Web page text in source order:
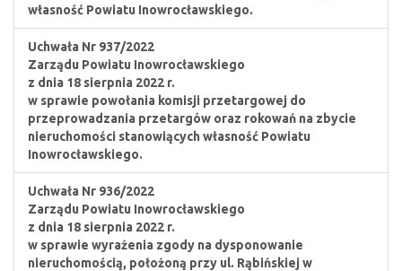
własność Powiatu Inowrocławskiego.
Uchwała Nr 937/2022
Zarządu Powiatu Inowrocławskiego
z dnia 18 sierpnia 2022 r.
w sprawie powołania komisji przetargowej do
przeprowadzania przetargów oraz rokowań na zbycie
nieruchomości stanowiących własność Powiatu
Inowrocławskiego.
Uchwała Nr 936/2022
Zarządu Powiatu Inowrocławskiego
z dnia 18 sierpnia 2022 r.
w sprawie wyrażenia zgody na dysponowanie
nieruchomością, położoną przy ul. Rąbińskiej w